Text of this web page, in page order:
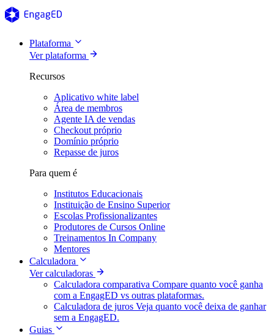
Plataforma
Ver plataforma
Recursos
Aplicativo white label
Área de membros
Agente IA de vendas
Checkout próprio
Domínio próprio
Repasse de juros
Para quem é
Institutos Educacionais
Instituição de Ensino Superior
Escolas Profissionalizantes
Produtores de Cursos Online
Treinamentos In Company
Mentores
Calculadora
Ver calculadoras
Calculadora comparativa Compare quanto você ganha
com a EngagED vs outras plataformas.
Calculadora de juros Veja quanto você deixa de ganhar
sem a EngagED.
Guias